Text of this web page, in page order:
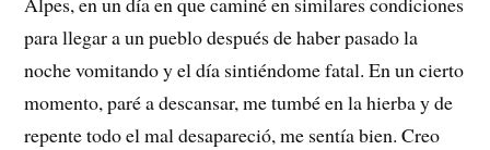
para llegar a un pueblo después de haber pasado la
noche vomitando y el día sintiéndome fatal. En un cierto
momento, paré a descansar, me tumbé en la hierba y de
repente todo el mal desapareció, me sentía bien. Creo